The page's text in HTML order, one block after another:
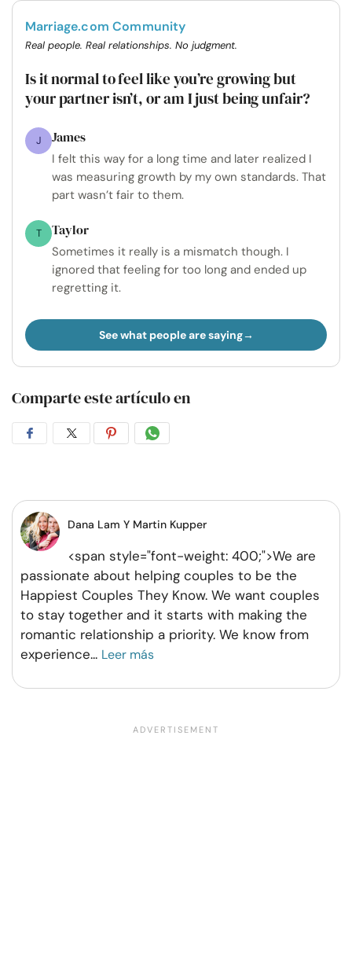
Marriage.com Community
Real people. Real relationships. No judgment.
Is it normal to feel like you’re growing but
your partner isn’t, or am I just being unfair?
J James
I felt this way for a long time and later realized I
was measuring growth by my own standards. That
part wasn’t fair to them.
T Taylor
Sometimes it really is a mismatch though. I
ignored that feeling for too long and ended up
regretting it.
See what people are saying
Comparte este artículo en
CompartirCompartirCompartirCompartir
Dana Lam Y Martin Kupper
<span style="font-weight: 400;">We are
passionate about helping couples to be the
Happiest Couples They Know. We want couples
to stay together and it starts with making the
romantic relationship a priority. We know from
experience... Leer más